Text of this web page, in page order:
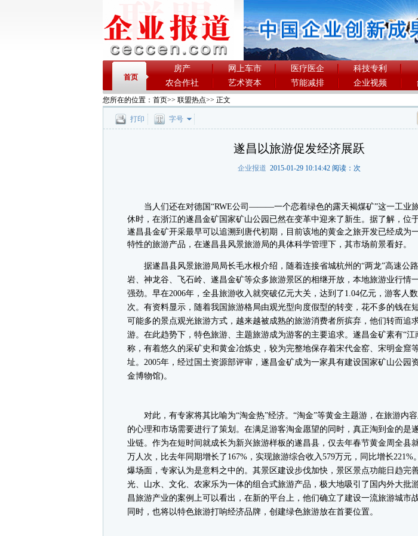
首页
房产 网上车市 医疗医企 科技专利
农合作社
艺术资本 节能减排 企业视频
您所在的位置： 首页>> 联盟热点>> 正文
打印 字号
遂昌以旅游促发经济展跃
企业报道 2015-01-29 10:14:42 阅读： 次
当人们还在对德国“RWE公司———一个恋着绿色的露天褐煤矿”这一工业
休时，在浙江的遂昌金矿国家矿山公园已然在变革中迎来了新生。据了解，位
遂昌县金矿开采最早可以追溯到唐代初期，目前该地的黄金之旅开发已经成为
特性的旅游产品，在遂昌县风景旅游局的具体科学管理下，其市场前景看好。
据遂昌县风景旅游局局长毛水根介绍，随着连接省城杭州的“两龙”高速公
岩、神龙谷、飞石岭、遂昌金矿等众多旅游景区的相继开放，本地旅游业行情
强劲。早在2006年，全县旅游收入就突破亿元大关，达到了1.04亿元，游客人
次。有资料显示，随着我国旅游格局由观光型向度假型的转变，花不多的钱在
可能多的景点观光旅游方式，越来越被成熟的旅游消费者所摈弃，他们转而追
游。在此趋势下，特色旅游、主题旅游成为游客的主要追求。遂昌金矿素有“江
称，有着悠久的采矿史和黄金冶炼史，较为完整地保存着宋代金窑、宋明金窟
址。2005年，经过国土资源部评审，遂昌金矿成为一家具有建设国家矿山公园
金博物馆)。
对此，有专家将其比喻为“淘金热”经济。“淘金”等黄金主题游，在旅游内
的心理和市场需要进行了策划。在满足游客淘金愿望的同时，真正淘到金的是
业链。作为在短时间就成长为新兴旅游样板的遂昌县，仅去年春节黄金周全县
万人次，比去年同期增长了167%，实现旅游综合收入579万元，同比增长221%
爆场面，专家认为是意料之中的。其景区建设步伐加快，景区景点功能日趋完
光、山水、文化、农家乐为一体的组合式旅游产品，极大地吸引了国内外大批
昌旅游产业的案例上可以看出，在新的平台上，他们确立了建设一流旅游城市
同时，也将以特色旅游打响经济品牌，创建绿色旅游放在首要位置。